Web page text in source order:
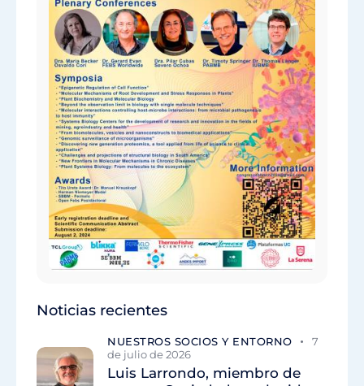
Noticias recientes
NUESTROS SOCIOS Y ENTORNO
7
de julio de 2026
Luis Larrondo, miembro de